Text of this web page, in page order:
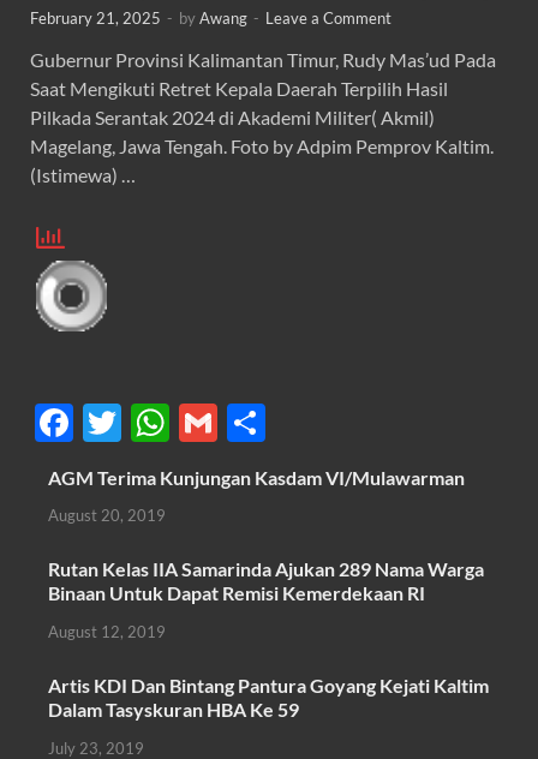
February 21, 2025 - byAwang - Leave a Comment
Gubernur Provinsi Kalimantan Timur, Rudy Mas’ud Pada
Saat Mengikuti Retret Kepala Daerah Terpilih Hasil
Pilkada Serantak 2024 di Akademi Militer( Akmil)
Magelang, Jawa Tengah. Foto by Adpim Pemprov Kaltim.
(Istimewa) …
F
ac
e
b
o
o
k
T
w
itt
er
W
h
at
A
p
G
ail
h
ar
AGM Terima Kunjungan Kasdam VI/Mulawarman
August 20, 2019
Rutan Kelas IIA Samarinda Ajukan 289 Nama Warga
Binaan Untuk Dapat Remisi Kemerdekaan RI
August 12, 2019
Artis KDI Dan Bintang Pantura Goyang Kejati Kaltim
Dalam Tasyskuran HBA Ke 59
July 23, 2019